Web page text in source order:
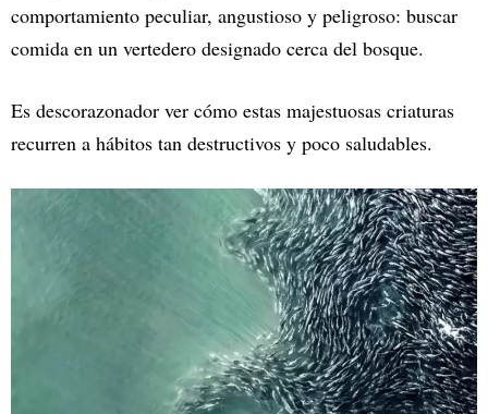
comportamiento peculiar, angustioso y peligroso: buscar
comida en un vertedero designado cerca del bosque.
Es descorazonador ver cómo estas majestuosas criaturas
recurren a hábitos tan destructivos y poco saludables.